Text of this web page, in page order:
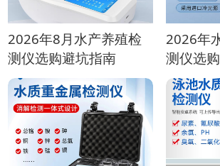
2026年8月水产养殖检
测仪选购避坑指南
2026年
测仪选